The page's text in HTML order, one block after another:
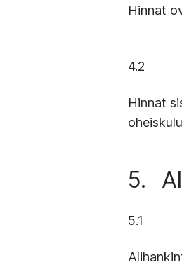
Hinnat
4.2
Hinnat
5.
5.1